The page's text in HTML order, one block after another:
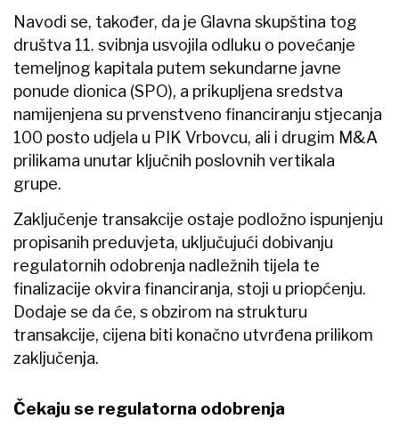
Navodi se, također, da je Glavna skupština tog
društva 11. svibnja usvojila odluku o povećanje
temeljnog kapitala putem sekundarne javne
ponude dionica (SPO), a prikupljena sredstva
namijenjena su prvenstveno financiranju stjecanja
100 posto udjela u PIK Vrbovcu, ali i drugim M&A
prilikama unutar ključnih poslovnih vertikala
grupe.
Zaključenje transakcije ostaje podložno ispunjenju
propisanih preduvjeta, uključujući dobivanju
regulatornih odobrenja nadležnih tijela te
finalizacije okvira financiranja, stoji u priopćenju.
Dodaje se da će, s obzirom na strukturu
transakcije, cijena biti konačno utvrđena prilikom
zaključenja.
Čekaju se regulatorna odobrenja